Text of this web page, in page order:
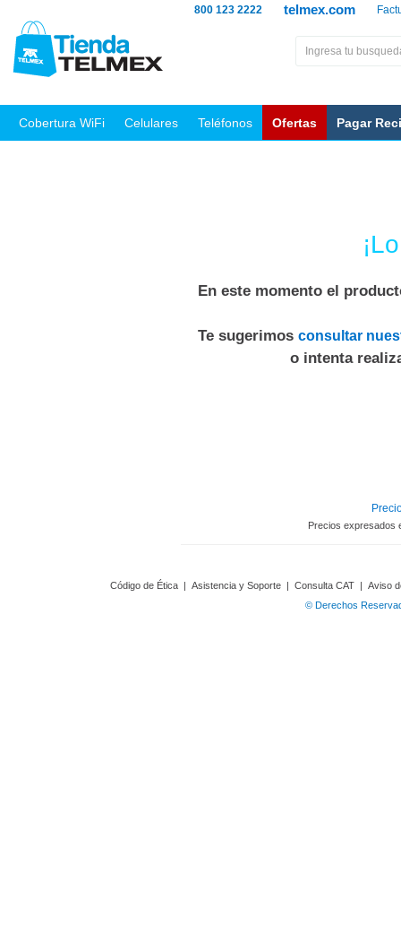
telmex.com
800 123 2222
Cobertura WiFi Celulares Teléfonos Ofertas Pagar
En este momento el
Te sugerimos consultar
o intenta
Precios expresados
Código de Ética | Asistencia y Soporte | Consulta CAT | Aviso
© Derechos